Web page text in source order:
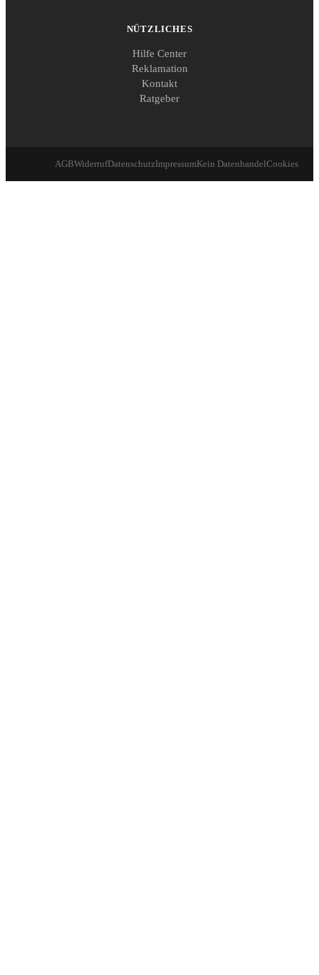
NÜTZLICHES
Hilfe Center
Reklamation
Kontakt
Ratgeber
AGBWiderrufDatenschutzImpressumKein DatenhandelCookies